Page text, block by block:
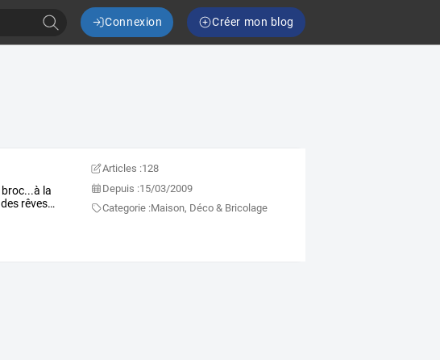
Connexion Créer mon blog
broc...à la
des rêves…
Articles :128
Depuis :15/03/2009
Categorie :Maison, Déco & Bricolage